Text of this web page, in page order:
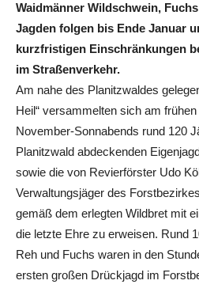
Waidmänner Wildschwein,
Jagden folgen bis Ende Januar
kurzfristigen Einschränkungen
im Straßenverkehr.
Am nahe des Planitzwaldes
Heil“ versammelten sich am
November-Sonnabends rund 120
Planitzwald abdeckenden
sowie die von Revierförster Udo
Verwaltungsjäger des
gemäß dem erlegten Wildbret mit
die letzte Ehre zu erweisen. Rund
Reh und Fuchs waren in den
ersten großen Drückjagd im